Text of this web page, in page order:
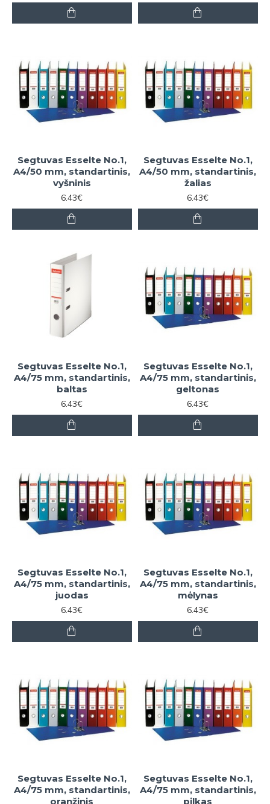
Segtuvas Esselte No.1,
A4/50 mm, standartinis,
vyšninis
6.43€
Segtuvas Esselte No.1,
A4/50 mm, standartinis,
žalias
6.43€
Segtuvas Esselte No.1,
A4/75 mm, standartinis,
baltas
6.43€
Segtuvas Esselte No.1,
A4/75 mm, standartinis,
geltonas
6.43€
Segtuvas Esselte No.1,
A4/75 mm, standartinis,
juodas
6.43€
Segtuvas Esselte No.1,
A4/75 mm, standartinis,
mėlynas
6.43€
Segtuvas Esselte No.1,
A4/75 mm, standartinis,
oranžinis
Segtuvas Esselte No.1,
A4/75 mm, standartinis,
pilkas